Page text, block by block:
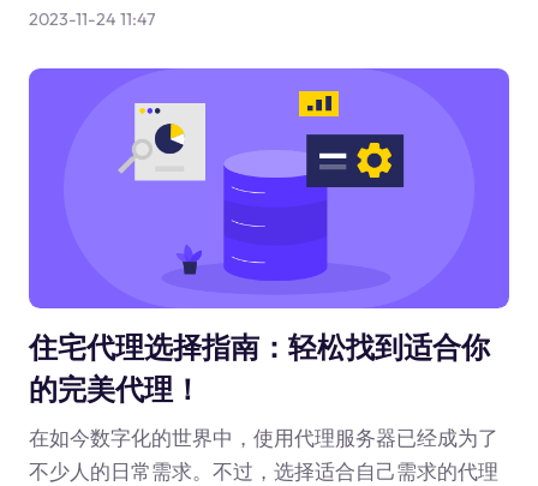
2023-11-24 11:47
住宅代理选择指南：轻松找到适合你
的完美代理！
在如今数字化的世界中，使用代理服务器已经成为了
不少人的日常需求。不过，选择适合自己需求的代理